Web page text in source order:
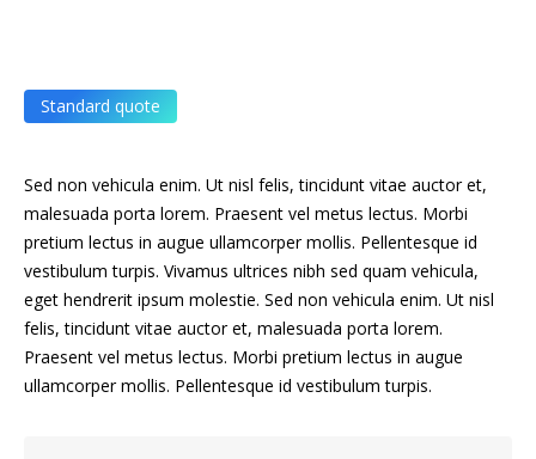
Standard quote
Sed non vehicula enim. Ut nisl felis, tincidunt vitae auctor et,
malesuada porta lorem. Praesent vel metus lectus. Morbi
pretium lectus in augue ullamcorper mollis. Pellentesque id
vestibulum turpis. Vivamus ultrices nibh sed quam vehicula,
eget hendrerit ipsum molestie. Sed non vehicula enim. Ut nisl
felis, tincidunt vitae auctor et, malesuada porta lorem.
Praesent vel metus lectus. Morbi pretium lectus in augue
ullamcorper mollis. Pellentesque id vestibulum turpis.